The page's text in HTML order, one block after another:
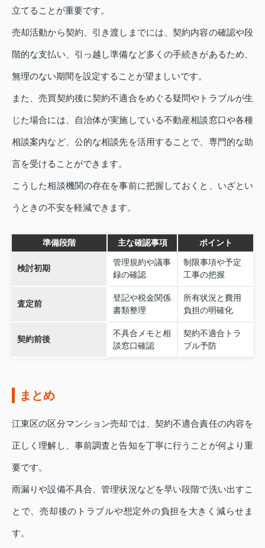
立てることが重要です。
売却活動から契約、引き渡しまでには、契約内容の確認や段
階的な支払い、引っ越し準備など多くの手続きがあるため、
無理のない期間を設定することが望ましいです。
また、売買契約後に契約不適合をめぐる疑問やトラブルが生
じた場合には、自治体が実施している不動産相談窓口や各種
相談案内など、公的な相談先を活用することで、専門的な助
言を受けることができます。
こうした相談機関の存在を事前に把握しておくと、いざとい
うときの不安を軽減できます。
準備段階 主な確認事項 ポイント
検討初期
管理規約や議事
録の確認
制限事項や予定
工事の把握
査定前
登記や税金関係
書類整理
所有状況と費用
負担の明確化
契約前後
不具合メモと相
談窓口確認
契約不適合トラ
ブル予防
まとめ
江東区の区分マンション売却では、契約不適合責任の内容を
正しく理解し、事前調査と告知を丁寧に行うことが何より重
要です。
雨漏りや設備不具合、管理状況などを早い段階で洗い出すこ
とで、売却後のトラブルや想定外の負担を大きく減らせま
す。